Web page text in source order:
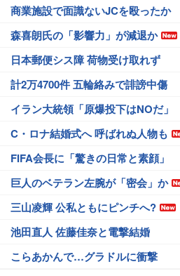
商業施設で面識ないJCを殴ったか
森喜朗氏の「影響力」が減退か
日本郵便シス障 荷物受け取れず
計2万4700件 五輪絡みで誹謗中傷
イラン大統領「原爆投下はNOだ」
C・ロナ結婚式へ 呼ばれぬ人物も
FIFA会長に「驚きの日常と素顔」
巨人のベテラン左腕が「密会」か
三山凌輝 公私ともにピンチへ?
池田直人 佐藤佳奈と電撃結婚
こらあかんで…グラドルに衝撃